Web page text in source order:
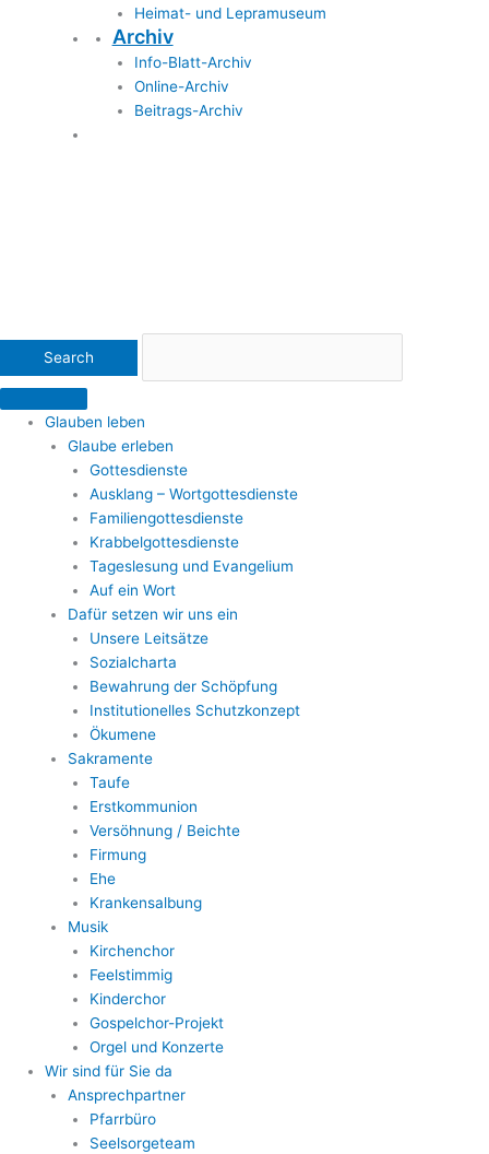
Heimat- und Lepramuseum
Archiv
Info-Blatt-Archiv
Online-Archiv
Beitrags-Archiv
Glauben leben
Glaube erleben
Gottesdienste
Ausklang – Wortgottesdienste
Familiengottesdienste
Krabbelgottesdienste
Tageslesung und Evangelium
Auf ein Wort
Dafür setzen wir uns ein
Unsere Leitsätze
Sozialcharta
Bewahrung der Schöpfung
Institutionelles Schutzkonzept
Ökumene
Sakramente
Taufe
Erstkommunion
Versöhnung / Beichte
Firmung
Ehe
Krankensalbung
Musik
Kirchenchor
Feelstimmig
Kinderchor
Gospelchor-Projekt
Orgel und Konzerte
Wir sind für Sie da
Ansprechpartner
Pfarrbüro
Seelsorgeteam